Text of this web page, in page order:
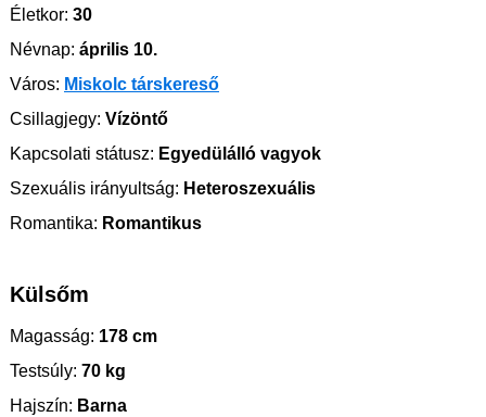
Életkor: 30
Névnap: április 10.
Város: Miskolc társkereső
Csillagjegy: Vízöntő
Kapcsolati státusz: Egyedülálló vagyok
Szexuális irányultság: Heteroszexuális
Romantika: Romantikus
Külsőm
Magasság: 178 cm
Testsúly: 70 kg
Hajszín: Barna